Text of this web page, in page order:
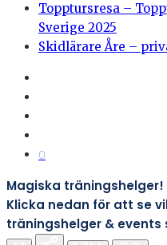
Topptursresa –
Sverige 2025
Skidlärare Åre –
0
Magiska träningshelger!
Klicka nedan för att se
träningshelger & events